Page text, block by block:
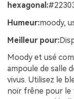
hexagonal:
Humeur:moody,
Meilleur pour:
Moody et usé
ampoule de salle
vivus. Utilisez le
noir frêne pour le